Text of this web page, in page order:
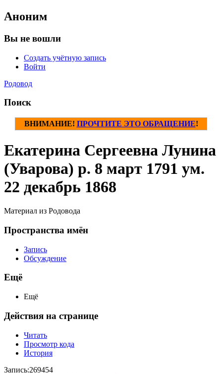
Аноним
Вы не вошли
Создать учётную запись
Войти
Родовод
Поиск
ВНИМАНИЕ! ПРОЧТИТЕ ЭТО ОБРАЩЕНИЕ!
Екатерина Сергеевна Лунина
(Уварова) р. 8 март 1791 ум.
22 декабрь 1868
Материал из Родовода
Пространства имён
Запись
Обсуждение
Ещё
Ещё
Действия на странице
Читать
Просмотр кода
История
Запись:269454